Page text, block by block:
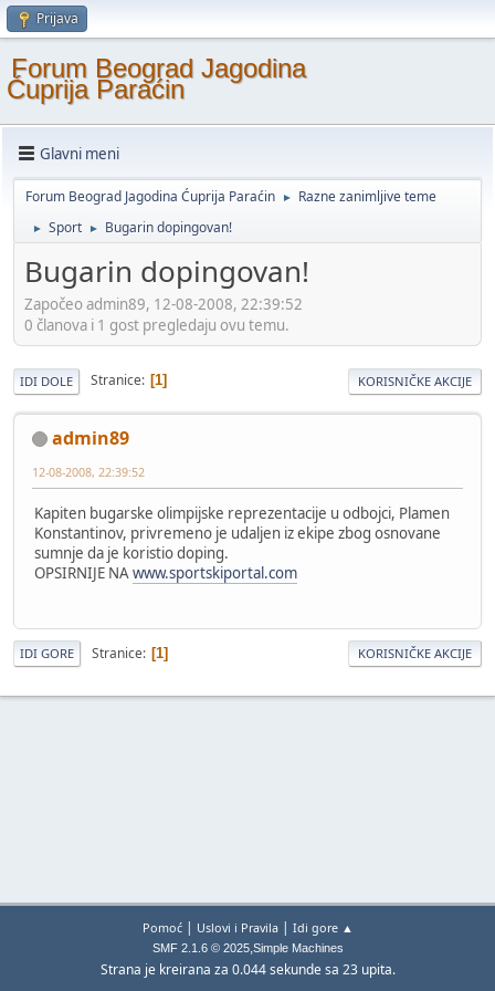
Prijava
Forum Beograd Jagodina
Ćuprija Paraćin
Glavni meni
Forum Beograd Jagodina Ćuprija Paraćin ► Razne zanimljive teme
► Sport ► Bugarin dopingovan!
Bugarin dopingovan!
Započeo admin89, 12-08-2008, 22:39:52
0 članova i 1 gost pregledaju ovu temu.
IDI DOLE Stranice 1 KORISNIČKE AKCIJE
admin89
12-08-2008, 22:39:52
Kapiten bugarske olimpijske reprezentacije u odbojci, Plamen
Konstantinov, privremeno je udaljen iz ekipe zbog osnovane
sumnje da je koristio doping.
OPSIRNIJE NAwww.sportskiportal.com
IDI GORE Stranice 1 KORISNIČKE AKCIJE
Pomoć| Uslovi i Pravila| Idi gore ▲
SMF 2.1.6 © 2025,Simple Machines
Strana je kreirana za 0.044 sekunde sa 23 upita.